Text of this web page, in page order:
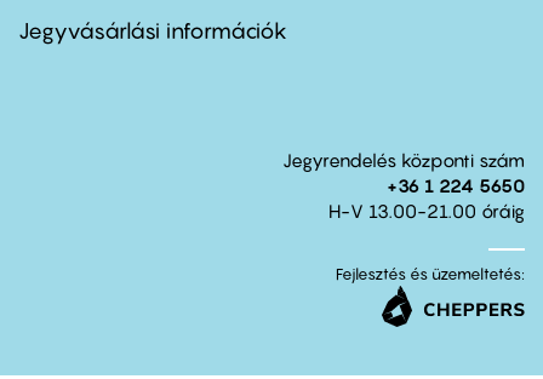
second
Jegyvásárlási információk
Jegyrendelés központi szám
+36 1 224 5650
H-V 13.00-21.00 óráig
Fejlesztés és üzemeltetés: